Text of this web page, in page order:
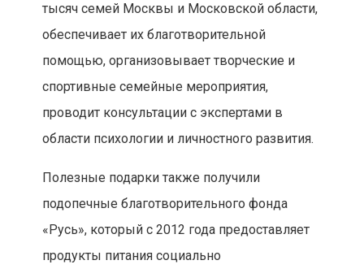
тысяч семей Москвы и Московской области,
обеспечивает их благотворительной
помощью, организовывает творческие и
спортивные семейные мероприятия,
проводит консультации с экспертами в
области психологии и личностного развития.
Полезные подарки также получили
подопечные благотворительного фонда
«Русь», который с 2012 года предоставляет
продукты питания социально